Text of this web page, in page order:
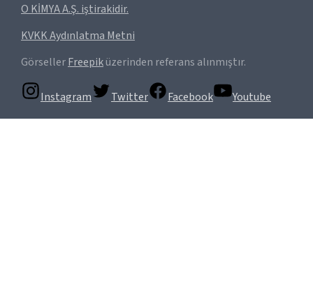
O KİMYA A.Ş. iştirakidir.
KVKK Aydınlatma Metni
GörsellerFreepiküzerinden referans alınmıştır.
Instagram Twitter Facebook Youtube